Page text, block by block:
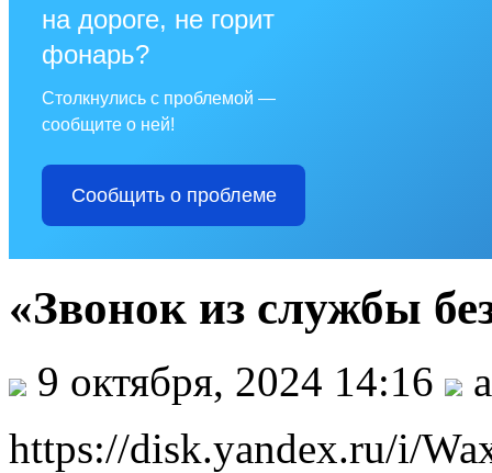
на дороге, не горит
фонарь?
Столкнулись с проблемой —
сообщите о ней!
Сообщить о проблеме
«Звонок из службы
9 октября, 2024 14:16
https://disk.yandex.ru/i/